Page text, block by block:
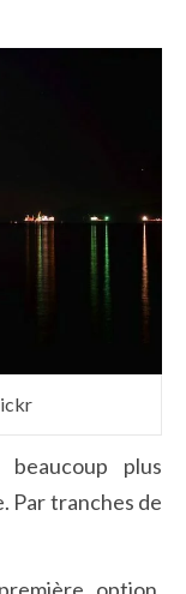
plus
Par tranches de